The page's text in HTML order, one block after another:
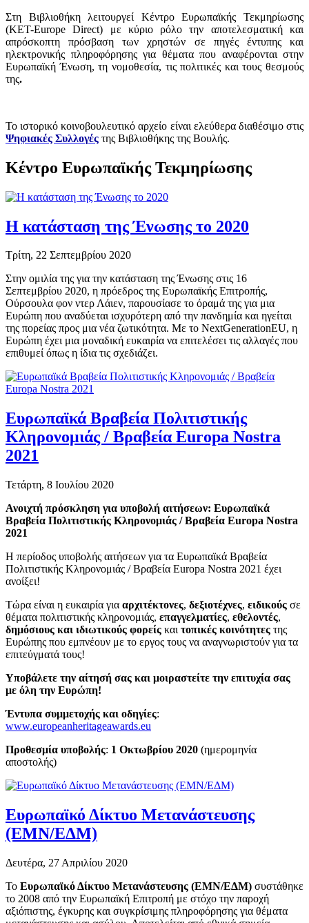
Στη Βιβλιοθήκη λειτουργεί Κέντρο Ευρωπαϊκής Τεκμηρίωσης
(ΚΕΤ-Europe Direct) με κύριο ρόλο την αποτελεσματική και
απρόσκοπτη πρόσβαση των χρηστών σε πηγές έντυπης και
ηλεκτρονικής πληροφόρησης για θέματα που αναφέρονται στην
Ευρωπαϊκή Ένωση, τη νομοθεσία, τις πολιτικές και τους θεσμούς
της.
Το ιστορικό κοινοβουλευτικό αρχείο είναι ελεύθερα διαθέσιμο στις
Ψηφιακές Συλλογές της Βιβλιοθήκης της Βουλής.
Κέντρο Ευρωπαϊκής Τεκμηρίωσης
Η κατάσταση της Ένωσης το 2020
Τρίτη, 22 Σεπτεμβρίου 2020
Στην ομιλία της για την κατάσταση της Ένωσης στις 16
Σεπτεμβρίου 2020, η πρόεδρος της Ευρωπαϊκής Επιτροπής,
Ούρσουλα φον ντερ Λάιεν, παρουσίασε το όραμά της για μια
Ευρώπη που αναδύεται ισχυρότερη από την πανδημία και ηγείται
της πορείας προς μια νέα ζωτικότητα. Με το NextGenerationEU, η
Ευρώπη έχει μια μοναδική ευκαιρία να επιτελέσει τις αλλαγές που
επιθυμεί όπως η ίδια τις σχεδιάζει.
Ευρωπαϊκά Βραβεία Πολιτιστικής
Κληρονομιάς / Βραβεία Europa Nostra
2021
Τετάρτη, 8 Ιουλίου 2020
Ανοιχτή πρόσκληση για υποβολή αιτήσεων: Ευρωπαϊκά
Βραβεία Πολιτιστικής Κληρονομιάς / Βραβεία Europa Nostra
2021
Η περίοδος υποβολής αιτήσεων για τα Ευρωπαϊκά Βραβεία
Πολιτιστικής Κληρονομιάς / Βραβεία Europa Nostra 2021 έχει
ανοίξει!
Τώρα είναι η ευκαιρία για αρχιτέκτονες, δεξιοτέχνες, ειδικούς σε
θέματα πολιτιστικής κληρονομιάς, επαγγελματίες, εθελοντές,
δημόσιους και ιδιωτικούς φορείς και τοπικές κοινότητες της
Ευρώπης που εμπνέουν με το εργος τους να αναγνωριστούν για τα
επιτεύγματά τους!
Υποβάλετε την αίτησή σας και μοιραστείτε την επιτυχία σας
με όλη την Ευρώπη!
Έντυπα συμμετοχής και οδηγίες:
www.europeanheritageawards.eu
Προθεσμία υποβολής: 1 Οκτωβρίου 2020 (ημερομηνία
αποστολής)
Ευρωπαϊκό Δίκτυο Μετανάστευσης
(ΕΜΝ/ΕΔΜ)
Δευτέρα, 27 Απριλίου 2020
Το Ευρωπαϊκό Δίκτυο Μετανάστευσης (ΕΜΝ/ΕΔΜ) συστάθηκε
το 2008 από την Ευρωπαϊκή Επιτροπή με στόχο την παροχή
αξιόπιστης, έγκυρης και συγκρίσιμης πληροφόρησης για θέματα